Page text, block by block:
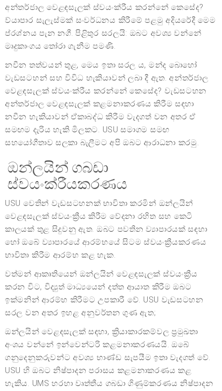
අන්තර්ජාල වෙළඳසැලක් ස්වයංක්රීය කරන්නේ කෙසේද?
ව්යාපාර සැලැස්මක් සංවර්ධනය කිරීමේ පළමු අදියරේදී මෙම
ප්රශ්නය පැන නගී. පිළිතුර සරලයි: ඔබට අවශ්‍ය වන්නේ
මෘදුකාංගය තෝරා ගැනීම පමණි.
නවීන තත්වයන් තුළ, මෙය ඉතා සරල ය, මන්ද බොහෝ
වැඩසටහන් සහ විවිධ හැකියාවන් ලබා දී ඇත. අන්තර්ජාල
වෙළඳසැලක් ස්වයංක්රීය කරන්නේ කෙසේද? වැඩසටහන
අන්තර්ජාල වෙළඳසැලක් කළමනාකරණය කිරීම සඳහා
නවීන හැකියාවන් ඒකාබද්ධ කිරීම වැදගත් වන අතර ඒ
සමඟම දැරිය හැකි මිලකට. USU සමාගම සමඟ
සහයෝගීතාව සලකා බැලීමට අපි ඔබට ආරාධනා කරමු.
ඔන්ලයින් ගබඩා
ස්වයංක්රීයකරණය
USU වෙතින් වැඩසටහනක් භාවිතා කරමින් ඔන්ලයින්
වෙළඳසැලක් ස්වයංක්‍රීය කිරීම වේදනා රහිත සහ කෙටි
කාලයක් තුළ සිදුවනු ඇත. ඔබට පවතින ව්‍යාපාරයක් සඳහා
හෝ ඔබේ ව්‍යාපාරයේ ආරම්භයේ සිටම ස්වයංක්‍රීයකරණය
භාවිතා කිරීම ආරම්භ කළ හැක.
වත්මන් ආකෘතියෙන් ඔන්ලයින් වෙළඳසැලක් ස්වයංක්‍රීය
කරන විට, විද්‍යුත් මාධ්‍යයෙන් දත්ත ආයාත කිරීම ඔබට
ඉක්මනින් ආරම්භ කිරීමට උපකාරී වේ. USU වැඩසටහන
සරල වන අතර ඉහළ අනුවර්තන ගුණ ඇත;
ඔන්ලයින් වෙළඳසැලක් සඳහා, ක්‍රියාකාරකම්වල ප්‍රමුඛතා
අංශය වන්නේ ඉන්වෙන්ටරි කළමනාකරණයයි. ඔබේ
ගනුදෙනුකරුවන්ට අවශ්‍ය භාණ්ඩ සැපයීම ඉතා වැදගත් වේ.
USU හි ඔබට නිෂ්පාදන පරාසය කළමනාකරණය කළ
හැකිය. UMS හරහා වෘත්තීය ගබඩා ගිණුම්කරණය නිෂ්පාදන